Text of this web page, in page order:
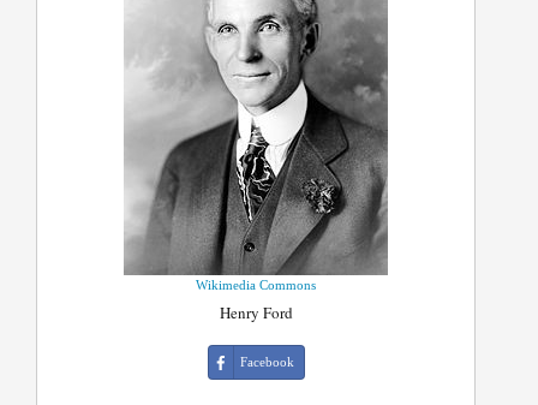
Wikimedia Commons
Henry Ford
Facebook